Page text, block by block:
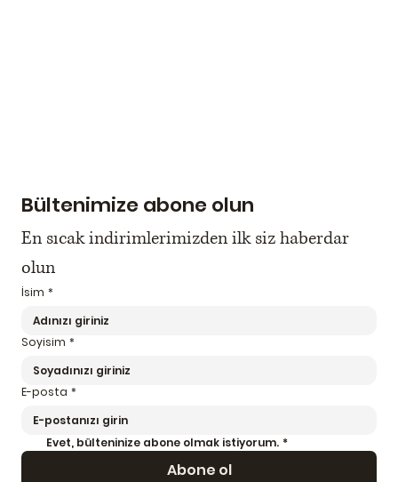
Bültenimize abone olun
En sıcak indirimlerimizden ilk siz haberdar
olun
İsim *
Soyisim *
E-posta *
Evet, bülteninize abone olmak istiyorum. *
Abone ol